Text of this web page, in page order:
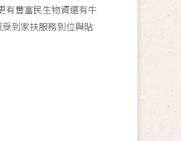
有豐富民生物資還有牛
到家扶服務到位與貼